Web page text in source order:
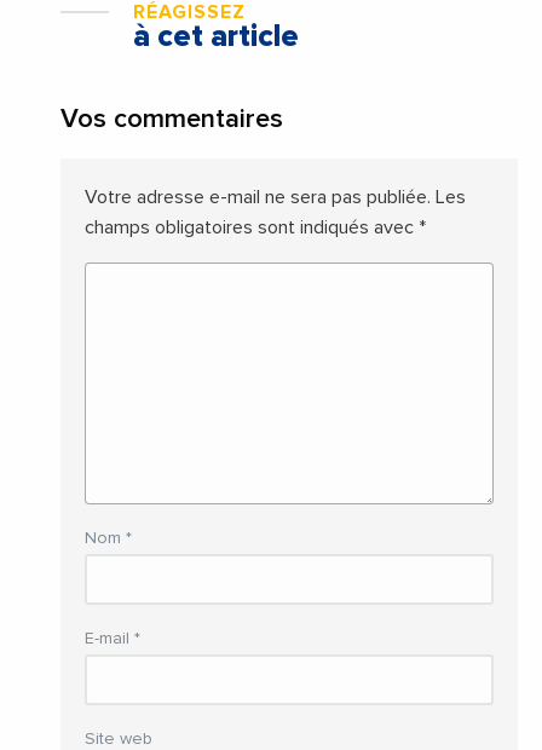
RÉAGISSEZ
à cet article
Vos commentaires
Votre adresse e-mail ne sera pas publiée. Les
champs obligatoires sont indiqués avec *
Nom *
E-mail *
Site web